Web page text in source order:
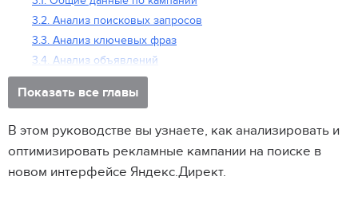
3.2. Анализ поисковых запросов
3.3. Анализ ключевых фраз
3.4. Анализ объявлений
Показать все главы
В этом руководстве вы узнаете, как анализировать и
оптимизировать рекламные кампании на поиске в
новом интерфейсе Яндекс.Директ.